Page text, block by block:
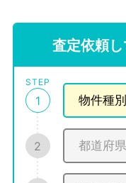
査定依頼
STEP
1
2